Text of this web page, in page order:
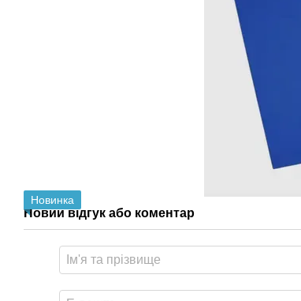
Новинка
Новий відгук або коментар